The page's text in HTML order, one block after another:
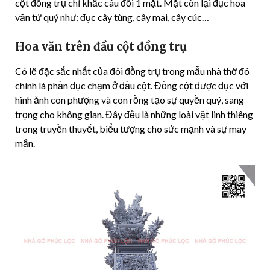
cột đồng trụ chỉ khắc câu đối 1 mặt. Mặt còn lại đục hoa
văn tứ quý như: đục cây tùng, cây mai, cây cúc…
Hoa văn trên đầu cột đồng trụ
Có lẽ đặc sắc nhất của đôi đồng trụ trong mẫu nhà thờ đó
chính là phần đục chạm ở đầu cột. Đồng cột được đục với
hình ảnh con phượng và con rồng tạo sự quyền quý, sang
trọng cho không gian. Đây đều là những loài vật linh thiêng
trong truyền thuyết, biểu tượng cho sức mạnh và sự may
mắn.